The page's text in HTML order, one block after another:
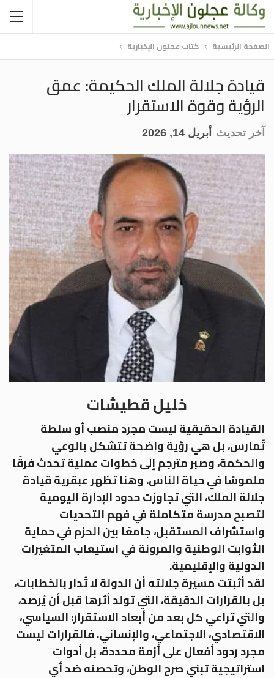
الصفحة الرئيسية كتاب عجلون الإخبارية
قيادة جلالة الملك الحكيمة: عمق
الرؤية وقوة الاستقرار
آخر تحديث أبريل 14, 2026
خليل قطيشات
القيادة الحقيقية ليست مجرد منصب أو سلطة
تُمارس، بل هي رؤية واضحة تتشكل بالوعي
والحكمة، وصبر مترجم إلى خطوات عملية تحدث فرقًا
ملموسًا في حياة الناس. وهنا تظهر عبقرية قيادة
جلالة الملك، التي تجاوزت حدود الإدارة اليومية
لتصبح مدرسة متكاملة في فهم التحديات
واستشراف المستقبل، جامعًا بين الحزم في حماية
الثوابت الوطنية والمرونة في استيعاب المتغيرات
الدولية والإقليمية.
لقد أثبتت مسيرة جلالته أن الدولة لا تُدار بالخطابات،
بل بالقرارات الدقيقة، التي تولد أثرها قبل أن يُرصد،
والتي تراعي كل بعد من أبعاد الاستقرار: السياسي،
الاقتصادي، الاجتماعي، والإنساني. فالقرارات ليست
مجرد ردود أفعال على أزمة محددة، بل أدوات
استراتيجية تبني صرح الوطن، وتحصنه ضد أي